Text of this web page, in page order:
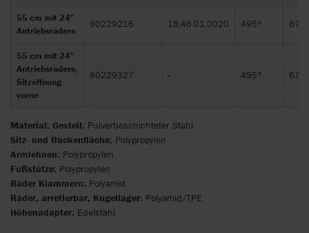
55 cm mit 24"
Antriebsrädern
80229216 18.46.01.0020 495* 670
55 cm mit 24"
Antriebsrädern,
Sitzöffnung
vorne
80229327 - 495* 670
Material: Gestell: Pulverbeschichteter Stahl
Sitz- und Rückenfläche: Polypropylen
Armlehnen: Polypropylen
Fußstütze: Polypropylen
Räder Klammern: Polyamid
Räder, arretierbar, Kugellager: Polyamid/TPE
Höhenadapter: Edelstahl